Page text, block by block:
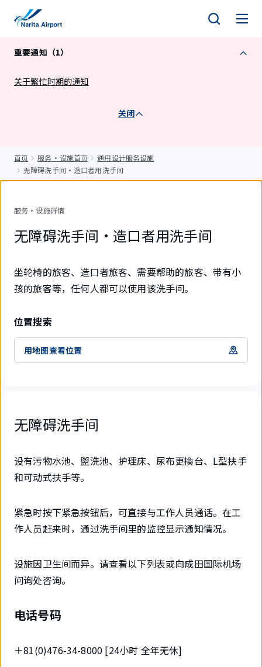
重要通知（1）
关于繁忙时期的通知
关闭
首页 服务・设施首页
通用设计服务设施
无障碍洗手间・造口者用洗手间
服务・设施详情
无障碍洗手间・造口者用洗手间
坐轮椅的旅客、造口者旅客、需要帮助的旅客、带有小
孩的旅客等，任何人都可以使用该洗手间。
位置搜索
用地图查看位置
无障碍洗手间
设有污物水池、盥洗池、护理床、尿布更換台、L型扶手
和可动式扶手等。
紧急时按下紧急按钮后，可直接与工作人员通话。在工
作人员赶来时，通过洗手间里的监控显示通知情况。
设施因卫生间而异。请查看以下列表或向成田国际机场
问询处咨询。
电话号码
＋81(0)476-34-8000 [24小时 全年无休]